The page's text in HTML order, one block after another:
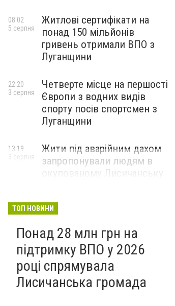
Житлові сертифікати на
понад 150 мільйонів
гривень отримали ВПО з
Луганщини
08:02
5 серпня
Четверте місце на першості
Європи з водних видів
спорту посів спортсмен з
Луганщини
22:20
3 серпня
Жити під аварійним дахом
запропонували людям в
окупованому Лисичанську
13:19
3 серпня
ТОП НОВИНИ
Понад 28 млн грн на
підтримку ВПО у 2026
році спрямувала
Лисичанська громада